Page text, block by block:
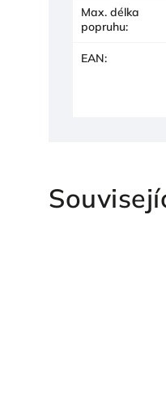
Max. délka
popruhu:
EAN: